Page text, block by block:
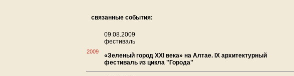
связанные события:
2009
09.08.2009
фестиваль
«Зеленый город XXI века» на Алтае. IX архитектурный
фестиваль из цикла "Города"